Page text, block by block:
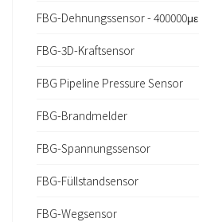
FBG-Dehnungssensor - 400000με
FBG-3D-Kraftsensor
FBG Pipeline Pressure Sensor
FBG-Brandmelder
FBG-Spannungssensor
FBG-Füllstandsensor
FBG-Wegsensor